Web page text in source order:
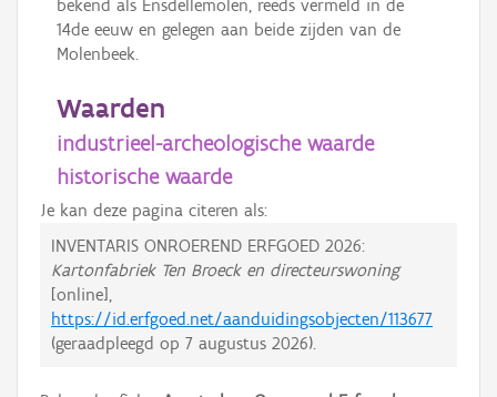
bekend als Ensdellemolen, reeds vermeld in de
14de eeuw en gelegen aan beide zijden van de
Molenbeek.
Waarden
industrieel-archeologische waarde
historische waarde
Je kan deze pagina citeren als:
INVENTARIS ONROEREND ERFGOED 2026:
Kartonfabriek Ten Broeck en directeurswoning
[online],
https://id.erfgoed.net/aanduidingsobjecten/113677
(geraadpleegd op 7 augustus 2026).